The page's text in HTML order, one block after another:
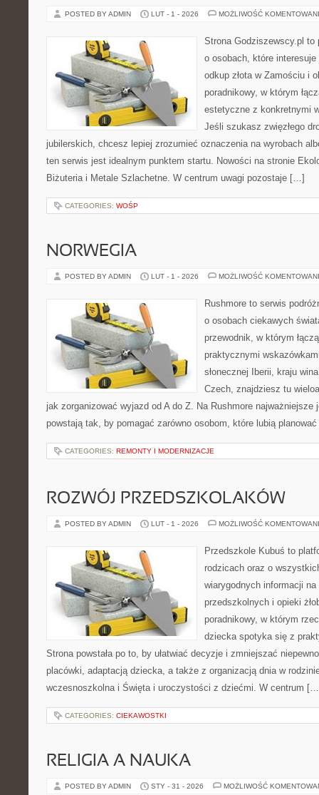
POSTED BY ADMIN LUT - 1 - 2026 MOŻLIWOŚĆ
Strona Godziszewscy.pl to
o osobach, które
odkup złota w Zamościu i
poradnikowy, w którym
estetyczne z konkretnymi
Jeśli szukasz zwięzłego
jubilerskich, chcesz lepiej zrozumieć oznaczenia na wyrobach
ten serwis jest idealnym punktem startu. Nowości na stronie
Biżuteria i Metale Szlachetne. W centrum uwagi pozostaje […]
CATEGORIES: WOŚP
NORWEGIA
POSTED BY ADMIN LUT - 1 - 2026 MOŻLIWOŚĆ
Rushmore to serwis
o osobach ciekawych
przewodnik, w którym
praktycznymi
słonecznej Iberii, kraju
Czech, znajdziesz tu
jak zorganizować wyjazd od A do Z. Na Rushmore
powstają tak, by pomagać zarówno osobom, które lubią
CATEGORIES: REMONTY I MODERNIZACJE
ROZWÓJ PRZEDSZKOLAKÓW
POSTED BY ADMIN LUT - 1 - 2026 MOŻLIWOŚĆ
Przedszkole Kubuś to
rodzicach oraz o
wiarygodnych informacji
przedszkolnych i opieki
poradnikowy, w którym
dziecka spotyka się z
Strona powstała po to, by ułatwiać decyzje i zmniejszać
placówki, adaptacją dziecka, a także z organizacją dnia w
wczesnoszkolna i Święta i uroczystości z dziećmi. W centrum
CATEGORIES: CIEKAWOSTKI
RELIGIA A NAUKA
POSTED BY ADMIN STY - 31 - 2026 MOŻLIWOŚĆ